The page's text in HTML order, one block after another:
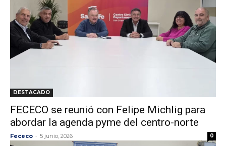
DESTACADO
FECECO se reunió con Felipe Michlig para
abordar la agenda pyme del centro-norte
Fececo - 5 junio, 2026 0